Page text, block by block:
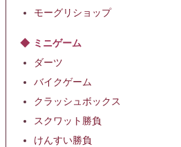
モーグリショップ
ミニゲーム
ダーツ
バイクゲーム
クラッシュボックス
スクワット勝負
けんすい勝負